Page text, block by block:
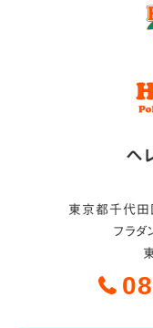
ヘ
東京都千代田
フラダ